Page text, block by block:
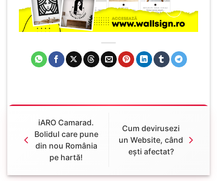
iARO Camarad.
Bolidul care pune
din nou România
pe hartă!
Cum devirusezi
un Website, când
ești afectat?